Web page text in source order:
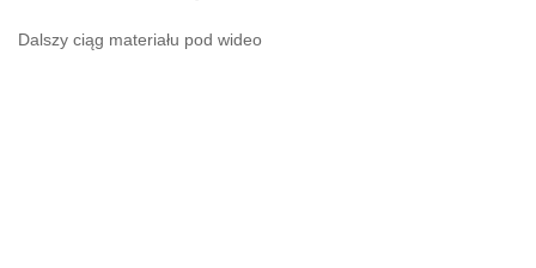
Dalszy ciąg materiału pod wideo